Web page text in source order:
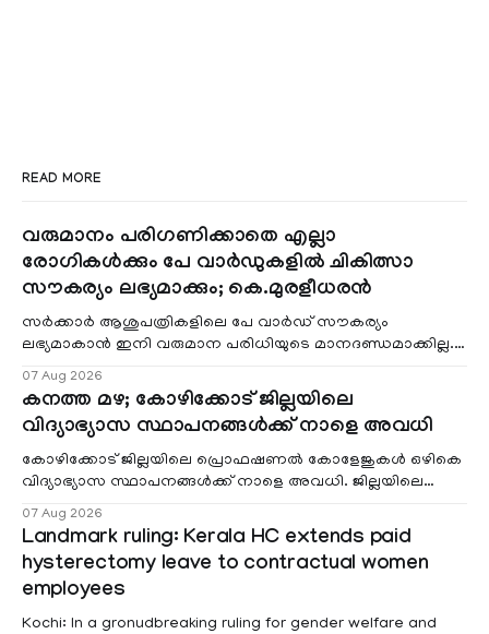
READ MORE
വരുമാനം പരിഗണിക്കാതെ എല്ലാ
രോഗികൾക്കും പേ വാർഡുകളിൽ ചികിത്സാ
സൗകര്യം ലഭ്യമാക്കും; കെ.മുരളീധരൻ
സർക്കാർ ആശുപത്രികളിലെ പേ വാർഡ് സൗകര്യം
ലഭ്യമാകാൻ ഇനി വരുമാന പരിധിയുടെ മാനദണ്ഡമാക്കില്ല.
07 Aug 2026
കനത്ത മഴ; കോഴിക്കോട് ജില്ലയിലെ
വിദ്യാഭ്യാസ സ്ഥാപനങ്ങൾക്ക് നാളെ അവധി
കോഴിക്കോട് ജില്ലയിലെ പ്രൊഫഷണൽ കോളേജുകൾ ഒഴികെ
വിദ്യാഭ്യാസ സ്ഥാപനങ്ങൾക്ക് നാളെ അവധി. ജില്ലയിലെ
07 Aug 2026
Landmark ruling: Kerala HC extends paid
hysterectomy leave to contractual women
employees
Kochi: In a gronudbreaking ruling for gender welfare and